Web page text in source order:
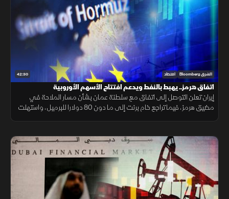
42:30 الشرق Bloomberg اقتصاد
اتفاق هرمز.. يهبط بالنفط ويدعم افتتاح الأسهم الأوروبية
إيران تعلن التوصل إلى اتفاق مع سلطنة عمان بشأن مسار الملاحة في
مضيق هرمز، فيما تراجع خام برنت إلى ما دون 80 دولارا للبرميل، واستهلت